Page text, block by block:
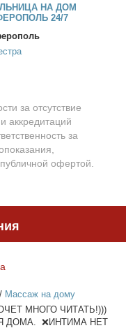
НА ДОМ
24/7
за отсутствие
аккредитаций
за
офертой.
Массаж на дому
МНОГО ЧИТАТЬ!)))
ДОМА. ❌ИНТИМА НЕТ